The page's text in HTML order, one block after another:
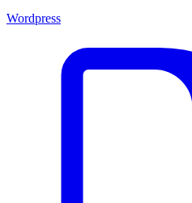
Wordpress